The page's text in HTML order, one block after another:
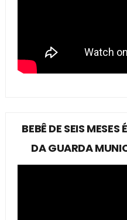
BEBÊ DE SEIS
DA GUARDA